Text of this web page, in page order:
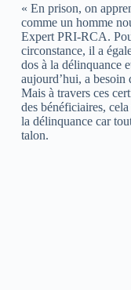
« En prison, on
comme un homme
Expert PRI-RCA.
circonstance, il a
dos à la délinquance
aujourd’hui, a besoin
Mais à travers ces
des bénéficiaires,
la délinquance car
talon.